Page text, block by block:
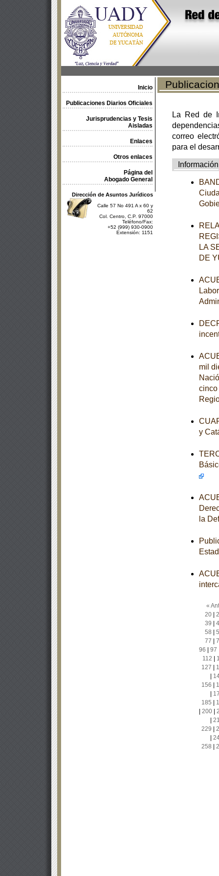
Inicio
Publicaciones Diarios Oficiales
Jurisprudencias y Tesis
Aisladas
Enlaces
Otros enlaces
Página del
Abogado General
Dirección de Asuntos Jurídicos
Calle 57 No 491 A x 60 y
62
Col. Centro, C.P. 97000
Teléfono/Fax:
+52 (999) 930-0900
Extensión: 1151
La Red de
correo
para el
Información
LA
DE
mil
cinco
y
la
«
20|
39
58
77
96
97
112
127
156
185
200|
229
258